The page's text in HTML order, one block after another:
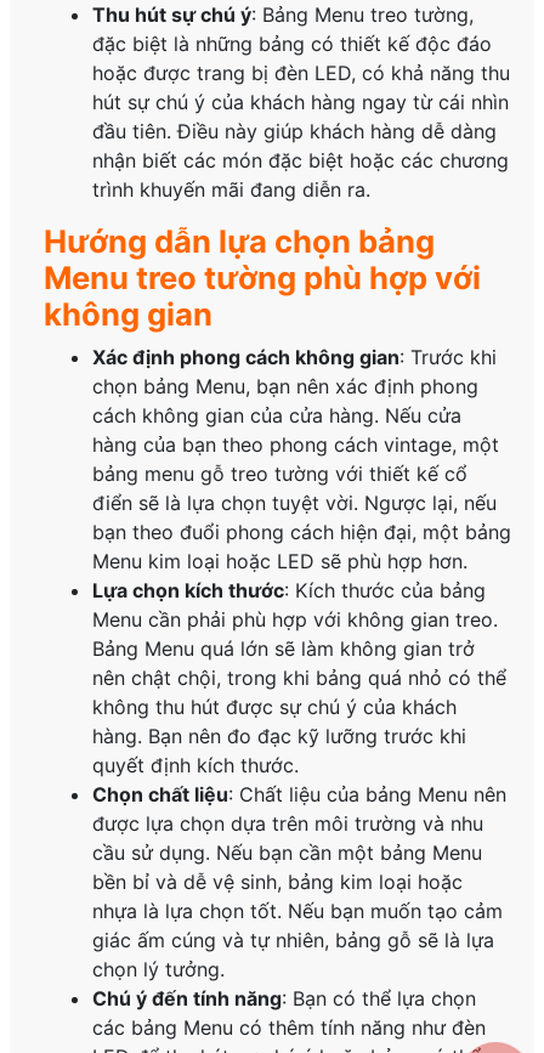
Thu hút sự chú ý: Bảng Menu treo tường,
đặc biệt là những bảng có thiết kế độc đáo
hoặc được trang bị đèn LED, có khả năng thu
hút sự chú ý của khách hàng ngay từ cái nhìn
đầu tiên. Điều này giúp khách hàng dễ dàng
nhận biết các món đặc biệt hoặc các chương
trình khuyến mãi đang diễn ra.
Hướng dẫn lựa chọn bảng
Menu treo tường phù hợp với
không gian
Xác định phong cách không gian: Trước khi
chọn bảng Menu, bạn nên xác định phong
cách không gian của cửa hàng. Nếu cửa
hàng của bạn theo phong cách vintage, một
bảng menu gỗ treo tường với thiết kế cổ
điển sẽ là lựa chọn tuyệt vời. Ngược lại, nếu
bạn theo đuổi phong cách hiện đại, một bảng
Menu kim loại hoặc LED sẽ phù hợp hơn.
Lựa chọn kích thước: Kích thước của bảng
Menu cần phải phù hợp với không gian treo.
Bảng Menu quá lớn sẽ làm không gian trở
nên chật chội, trong khi bảng quá nhỏ có thể
không thu hút được sự chú ý của khách
hàng. Bạn nên đo đạc kỹ lưỡng trước khi
quyết định kích thước.
Chọn chất liệu: Chất liệu của bảng Menu nên
được lựa chọn dựa trên môi trường và nhu
cầu sử dụng. Nếu bạn cần một bảng Menu
bền bỉ và dễ vệ sinh, bảng kim loại hoặc
nhựa là lựa chọn tốt. Nếu bạn muốn tạo cảm
giác ấm cúng và tự nhiên, bảng gỗ sẽ là lựa
chọn lý tưởng.
Chú ý đến tính năng: Bạn có thể lựa chọn
các bảng Menu có thêm tính năng như đèn